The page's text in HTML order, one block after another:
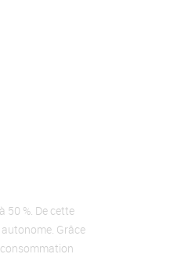
50 %. De cette
Grâce